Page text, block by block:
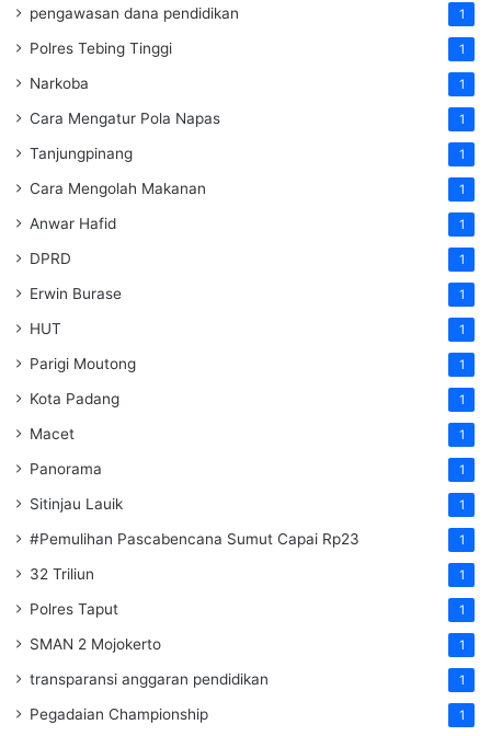
pengawasan dana pendidikan 1
Polres Tebing Tinggi 1
Narkoba 1
Cara Mengatur Pola Napas 1
Tanjungpinang 1
Cara Mengolah Makanan 1
Anwar Hafid 1
DPRD 1
Erwin Burase 1
HUT 1
Parigi Moutong 1
Kota Padang 1
Macet 1
Panorama 1
Sitinjau Lauik 1
#Pemulihan Pascabencana Sumut Capai Rp23 1
32 Triliun 1
Polres Taput 1
SMAN 2 Mojokerto 1
transparansi anggaran pendidikan 1
Pegadaian Championship 1